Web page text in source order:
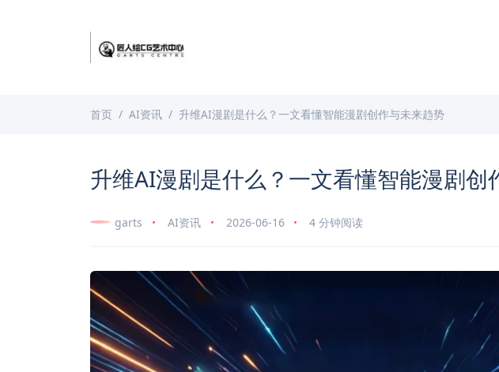
首页 AI资讯 升维AI漫剧是什么？一文看懂智能漫剧创作与未来趋势
升维AI漫剧是什么？一文看懂智能漫剧创
garts AI资讯 2026-06-16 4 分钟阅读